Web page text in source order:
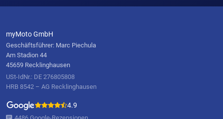
myMoto GmbH
Geschäftsführer: Marc Piechula
Am Stadion 44
45659 Recklinghausen
USt-IdNr.: DE 276805808
HRB 8542 – AG Recklinghausen
4.9